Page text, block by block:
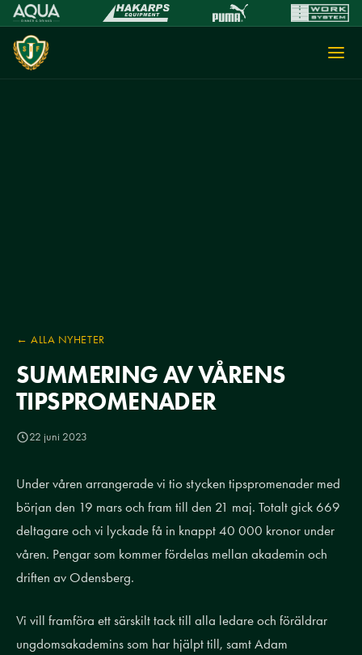
← ALLA NYHETER
SUMMERING AV VÅRENS
TIPSPROMENADER
22 juni 2023
Under våren arrangerade vi tio stycken tipspromenader med
början den 19 mars och fram till den 21 maj. Totalt gick 669
deltagare och vi lyckade få in knappt 40 000 kronor under
våren. Pengar som kommer fördelas mellan akademin och
driften av Odensberg.
Vi vill framföra ett särskilt tack till alla ledare och föräldrar
ungdomsakademins som har hjälpt till, samt Adam